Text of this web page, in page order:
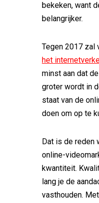
bekeken, want
belangrijker.
Tegen 2017 zal
het
minst aan dat
groter wordt in
staat van de
doen om op te
Dat is de reden
online-
kwantiteit.
lang je de
vasthouden.